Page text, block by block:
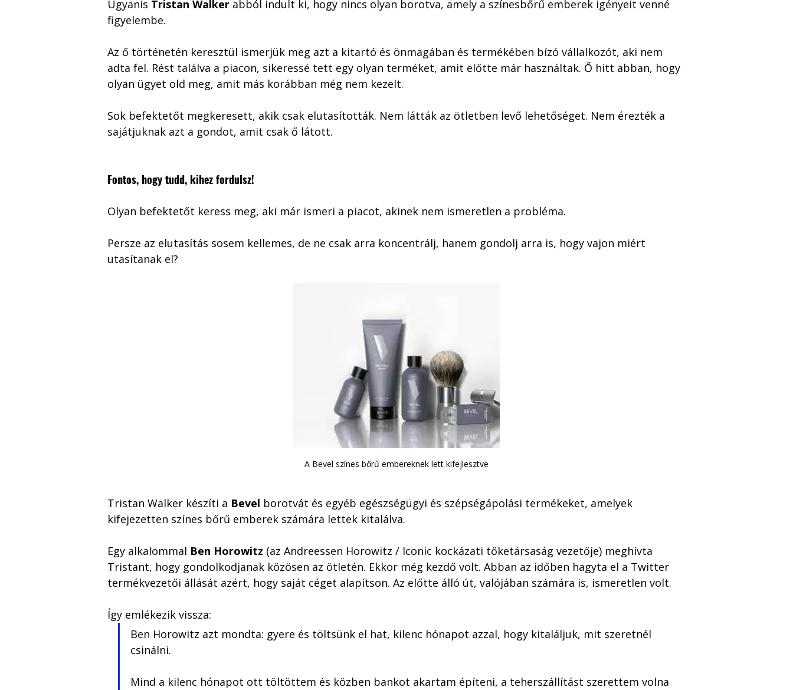
Ugyanis Tristan Walker abból indult ki, hogy nincs olyan borotva, amely a színesbőrű emberek igényeit venné
figyelembe.
Az ő történetén keresztül ismerjük meg azt a kitartó és önmagában és termékében bízó vállalkozót, aki nem
adta fel. Rést találva a piacon, sikeressé tett egy olyan terméket, amit előtte már használtak. Ő hitt abban, hogy
olyan ügyet old meg, amit más korábban még nem kezelt.
Sok befektetőt megkeresett, akik csak elutasították. Nem látták az ötletben levő lehetőséget. Nem érezték a
sajátjuknak azt a gondot, amit csak ő látott.
Fontos, hogy tudd, kihez fordulsz!
Olyan befektetőt keress meg, aki már ismeri a piacot, akinek nem ismeretlen a probléma.
Persze az elutasítás sosem kellemes, de ne csak arra koncentrálj, hanem gondolj arra is, hogy vajon miért
utasítanak el?
A Bevel színes bőrű embereknek lett kifejlesztve
Tristan Walker készíti a Bevel borotvát és egyéb egészségügyi és szépségápolási termékeket, amelyek
kifejezetten színes bőrű emberek számára lettek kitalálva.
Egy alkalommal Ben Horowitz (az Andreessen Horowitz / Iconic kockázati tőketársaság vezetője) meghívta
Tristant, hogy gondolkodjanak közösen az ötletén. Ekkor még kezdő volt. Abban az időben hagyta el a Twitter
termékvezetői állását azért, hogy saját céget alapítson. Az előtte álló út, valójában számára is, ismeretlen volt.
Így emlékezik vissza:
Ben Horowitz azt mondta: gyere és töltsünk el hat, kilenc hónapot azzal, hogy kitaláljuk, mit szeretnél
csinálni.
Mind a kilenc hónapot ott töltöttem és közben bankot akartam építeni, a teherszállítást szerettem volna